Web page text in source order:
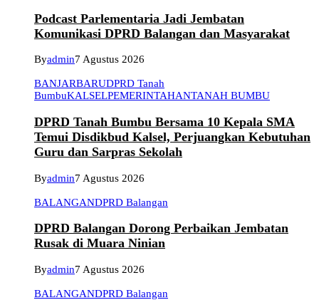
Podcast Parlementaria Jadi Jembatan
Komunikasi DPRD Balangan dan Masyarakat
Byadmin7 Agustus 2026
BANJARBARUDPRD Tanah
BumbuKALSELPEMERINTAHANTANAH BUMBU
DPRD Tanah Bumbu Bersama 10 Kepala SMA
Temui Disdikbud Kalsel, Perjuangkan Kebutuhan
Guru dan Sarpras Sekolah
Byadmin7 Agustus 2026
BALANGANDPRD Balangan
DPRD Balangan Dorong Perbaikan Jembatan
Rusak di Muara Ninian
Byadmin7 Agustus 2026
BALANGANDPRD Balangan